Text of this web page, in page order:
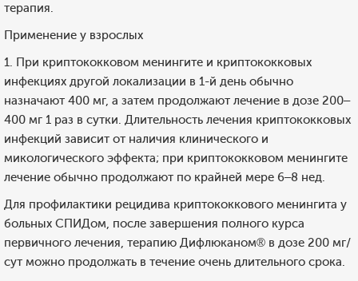
терапия.
Применение у взрослых
1. При криптококковом менингите и криптококковых
инфекциях другой локализации в 1-й день обычно
назначают 400 мг, а затем продолжают лечение в дозе 200–
400 мг 1 раз в сутки. Длительность лечения криптококковых
инфекций зависит от наличия клинического и
микологического эффекта; при криптококковом менингите
лечение обычно продолжают по крайней мере 6–8 нед.
Для профилактики рецидива криптококкового менингита у
больных СПИДом, после завершения полного курса
первичного лечения, терапию Дифлюканом® в дозе 200 мг/
сут можно продолжать в течение очень длительного срока.